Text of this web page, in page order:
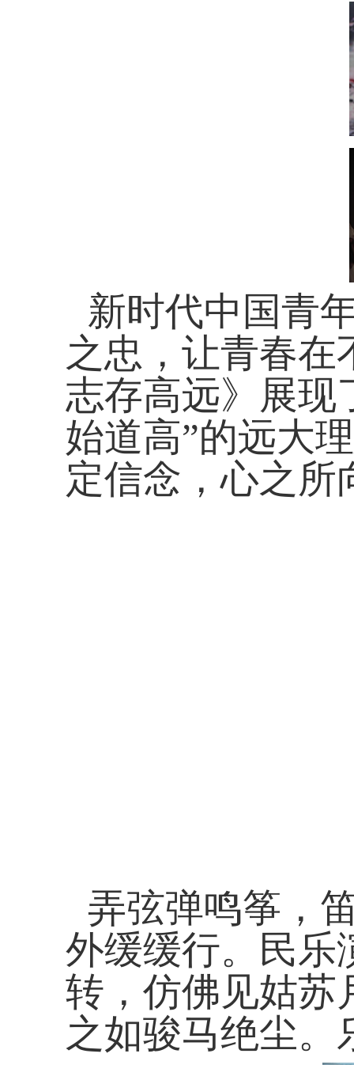
新时代中国青
之忠，让青春在
志存高远》展现
始道高”的远大
定信念，心之所
弄弦弹鸣筝，
外缓缓行。民乐
转，仿佛见姑苏
之如骏马绝尘。